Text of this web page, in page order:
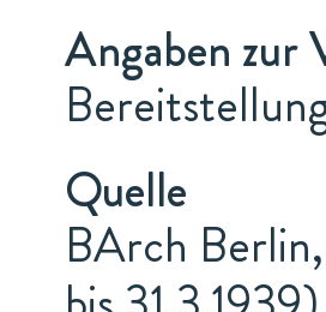
Angaben zur
Quelle
BArch